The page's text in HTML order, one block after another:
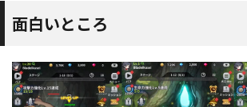
面白いところ